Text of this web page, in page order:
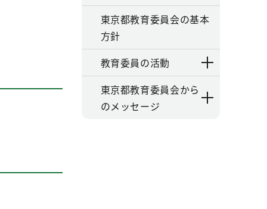
東京都教育委員会の基本
方針
教育委員の活動
東京都教育委員会から
のメッセージ